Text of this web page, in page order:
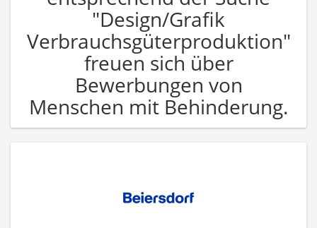
"Design/Grafik
Verbrauchsgüterproduktion"
freuen sich über
Bewerbungen von
Menschen mit Behinderung.